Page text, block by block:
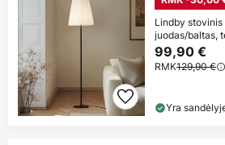
Lindby
juodas/baltas,
99,90 €
RMK129,90 €
Yra